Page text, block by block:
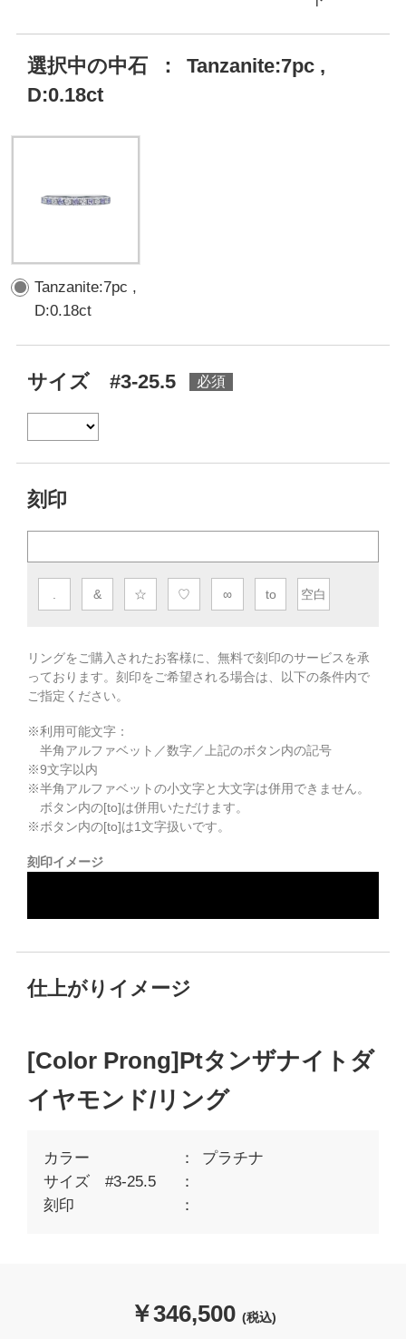
選択中の中石 ：
Tanzanite:7pc ,
D:0.18ct
Tanzanite:7pc ,
D:0.18ct
サイズ #3-25.5
刻印
& ☆ ♡ ∞ to 空白
リングをご購入されたお客様に、無料で刻印のサービスを承
っております。 刻印をご希望される場合は、以下の条件内で
ご指定ください。
※利用可能文字：
半角アルファベット／数字／上記のボタン内の記号
※9文字以内
※半角アルファベットの小文字と大文字は併用できません。
ボタン内の[to]は併用いただけます。
※ボタン内の[to]は1文字扱いです。
刻印イメージ
仕上がりイメージ
[Color Prong]Ptタンザナイトダ
イヤモンド/リング
カラー
プラチナ
サイズ #3-25.5
刻印
￥346,500 (税込)